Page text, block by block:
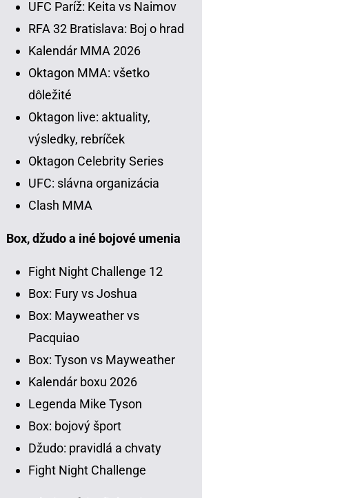
UFC Paríž: Keita vs Naimov
RFA 32 Bratislava: Boj o hrad
Kalendár MMA 2026
Oktagon MMA: všetko
dôležité
Oktagon live: aktuality,
výsledky, rebríček
Oktagon Celebrity Series
UFC: slávna organizácia
Clash MMA
Box, džudo a iné bojové umenia
Fight Night Challenge 12
Box: Fury vs Joshua
Box: Mayweather vs
Pacquiao
Box: Tyson vs Mayweather
Kalendár boxu 2026
Legenda Mike Tyson
Box: bojový šport
Džudo: pravidlá a chvaty
Fight Night Challenge